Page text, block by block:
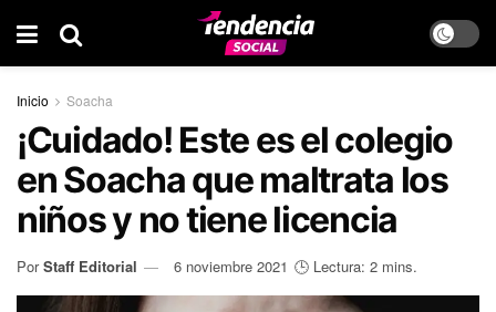
Inicio Soacha
¡Cuidado! Este es el colegio
en Soacha que maltrata los
niños y no tiene licencia
Por Staff Editorial 6 noviembre 2021 🕒 Lectura: 2 mins.